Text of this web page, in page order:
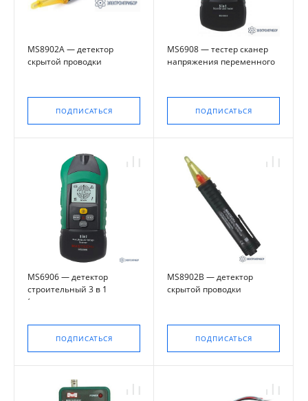
MS8902A — детектор
скрытой проводки
ПОДПИСАТЬСЯ
MS6908 — тестер сканер
напряжения переменного
ПОДПИСАТЬСЯ
MS6906 — детектор
строительный 3 в 1
(металл, дерево,
ПОДПИСАТЬСЯ
MS8902B — детектор
скрытой проводки
ПОДПИСАТЬСЯ